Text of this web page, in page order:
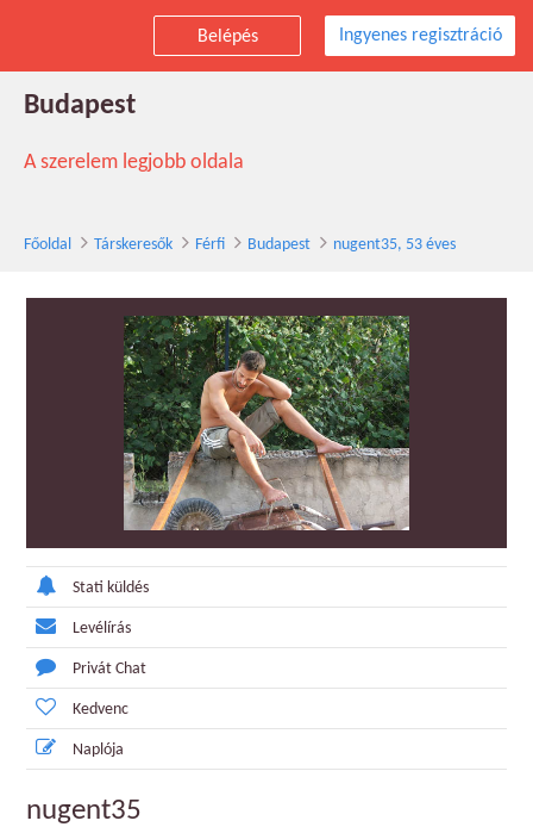
Belépés Ingyenes regisztráció
nugent35 társkereső férfi, 53 éves,
Budapest
A szerelem legjobb oldala
Főoldal Társkeresők Férfi Budapest nugent35, 53 éves
Stati küldés
Levélírás
Privát Chat
Kedvenc
Naplója
nugent35